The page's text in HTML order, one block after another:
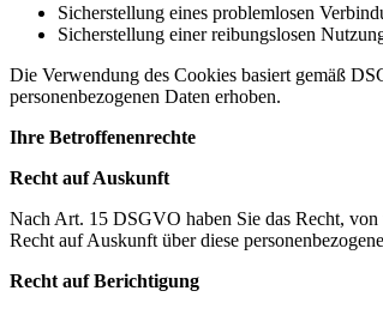
Sicherstellung eines problemlosen
Sicherstellung einer reibungslosen
Die Verwendung des Cookies basiert gemäß
personenbezogenen Daten erhoben.
Ihre Betroffenenrechte
Recht auf Auskunft
Nach Art. 15 DSGVO haben Sie das Recht, von
Recht auf Auskunft über diese
Recht auf Berichtigung